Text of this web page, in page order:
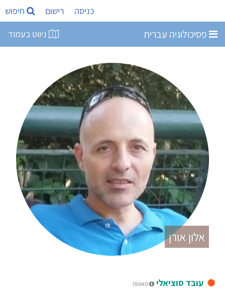
כניסה רישום חיפוש
פסיכולוגיה עברית ניווט בעמוד
אלון אורן
עובד סוציאלי מאומת